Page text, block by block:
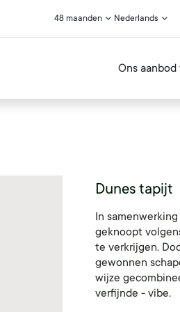
48 maanden Nederlands
Ons aanbod
Dunes tapijt
In
geknoopt
te verkrijgen.
gewonnen
wijze
verfijnde - vibe.